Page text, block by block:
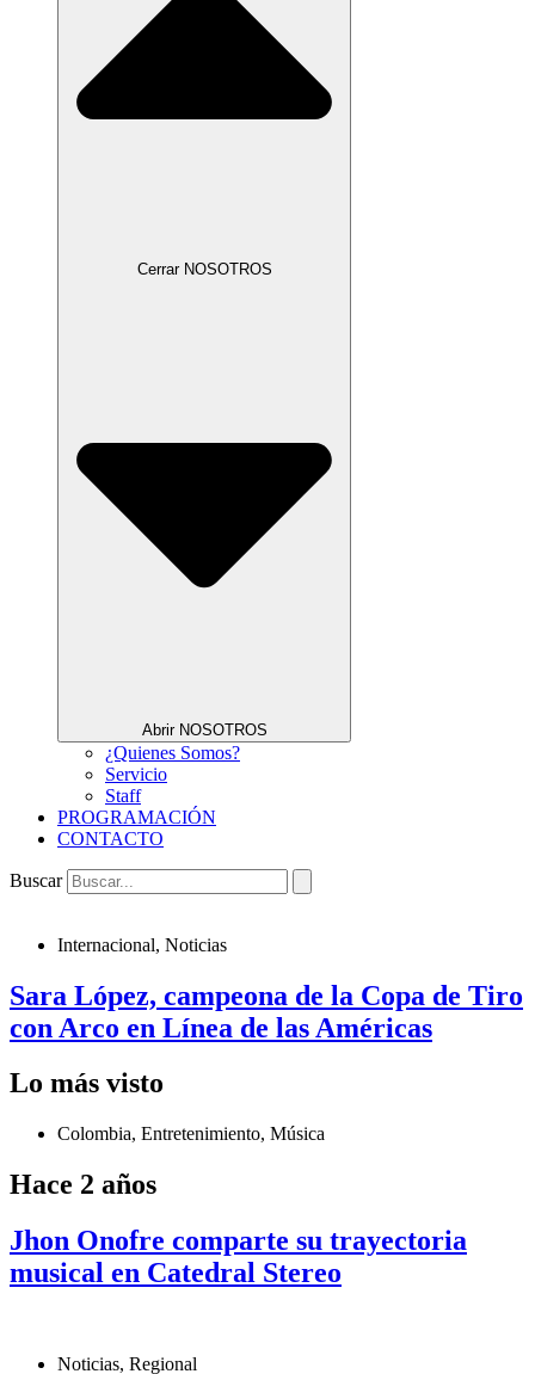
Cerrar NOSOTROS
Abrir NOSOTROS
¿Quienes Somos?
Servicio
Staff
PROGRAMACIÓN
CONTACTO
Buscar
Internacional, Noticias
Sara López, campeona de la Copa de Tiro
con Arco en Línea de las Américas
Lo más visto
Colombia, Entretenimiento, Música
Hace 2 años
Jhon Onofre comparte su trayectoria
musical en Catedral Stereo
Noticias, Regional